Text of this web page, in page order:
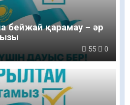
бейжай қарамау – әр
55 0